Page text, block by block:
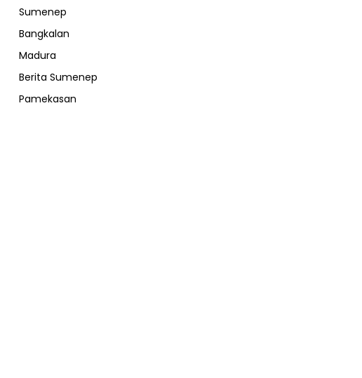
Sumenep
Bangkalan
Madura
Berita Sumenep
Pamekasan